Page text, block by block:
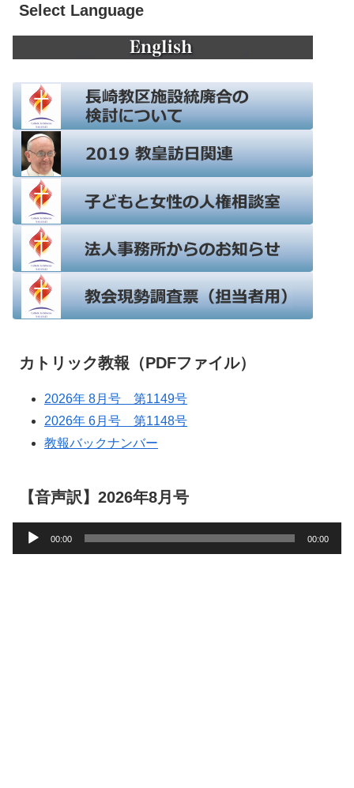
Select Language
カトリック教報（PDFファイル）
2026年 8月号 第1149号
2026年 6月号 第1148号
教報バックナンバー
【音声訳】2026年8月号
声
00:00 00:00